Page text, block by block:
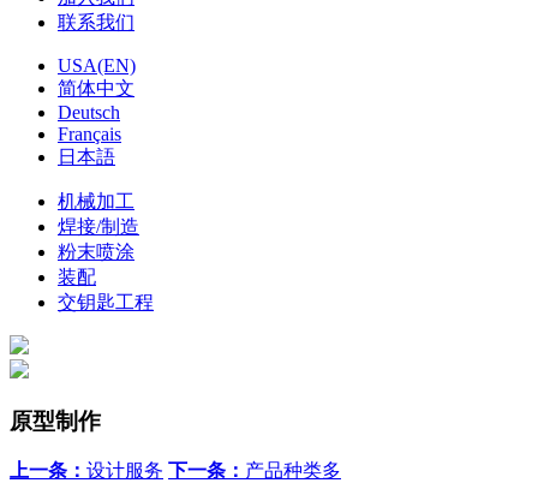
联系我们
USA(EN)
简体中文
Deutsch
Français
日本語
机械加工
焊接/制造
粉末喷涂
装配
交钥匙工程
原型制作
上一条： 设计服务 下一条： 产品种类多